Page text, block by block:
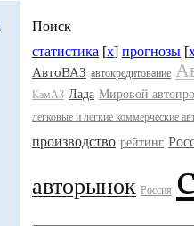
Поиск
статистика [x] прогнозы [
АвтоВАЗ автокредитование
КамАЗ Лада Мировой
легковые и легкие коммерческие
производство рейтинг
авторынок Россия